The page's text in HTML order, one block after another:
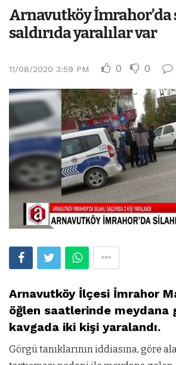
Arnavutköy İmrahor’da
saldırıda yaralılar var
11/08/2020 3:59 PM 0 0
Arnavutköy İlçesi İmrahor
öğlen saatlerinde meydana
kavgada iki kişi yaralandı.
Görgü tanıklarının iddiasına, göre